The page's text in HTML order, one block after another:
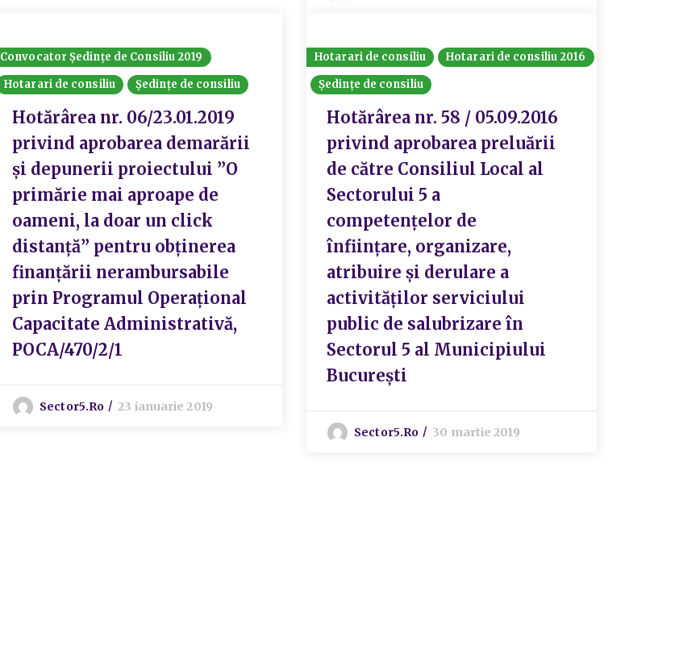
Convocator Ședințe de Consiliu 2019
Hotarari de consiliu
Ședințe de consiliu
Hotărârea nr. 06/23.01.2019
privind aprobarea demarării
și depunerii proiectului ”O
primărie mai aproape de
oameni, la doar un click
distanță” pentru obținerea
finanțării nerambursabile
prin Programul Operațional
Capacitate Administrativă,
POCA/470/2/1
Sector5.ro 23 ianuarie 2019
Hotarari de consiliu
Hotarari de consiliu 2016
Ședințe de consiliu
Hotărârea nr. 58 / 05.09.2016
privind aprobarea preluării
de către Consiliul Local al
Sectorului 5 a
competențelor de
înființare, organizare,
atribuire și derulare a
activităților serviciului
public de salubrizare în
Sectorul 5 al Municipiului
București
Sector5.ro 30 martie 2019